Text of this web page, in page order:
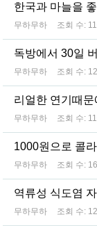
한국과 마늘을
무하무하 조회 수:
독방에서 30일
무하무하 조회 수:
리얼한 연기때
무하무하 조회 수:
1000원으로 콜
무하무하 조회 수:
역류성 식도염
무하무하 조회 수: